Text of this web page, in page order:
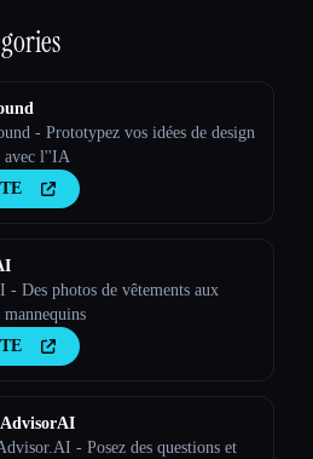
- Prototypez vos idées de design
avec l''IA
- Des photos de vêtements aux
mannequins
- Posez des questions et